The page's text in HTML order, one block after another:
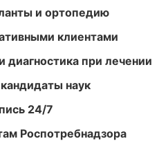
и ортопедию
клиентами
диагностика при лечении
наук
24/7
Роспотребнадзора